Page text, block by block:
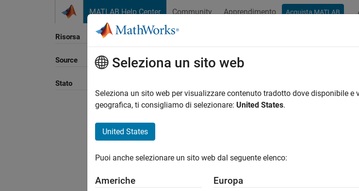
MATLAB Help Center Community Apprendimento Acquista MATLAB
Risorsa
Source
Stato
Ordina per
Seleziona un sito web
Seleziona un sito web per visualizzare contenuto tradotto dove disponibile e
geografica, ti consigliamo di selezionare: United States.
United States
Puoi anche selezionare un sito web dal seguente elenco:
Americhe Europa